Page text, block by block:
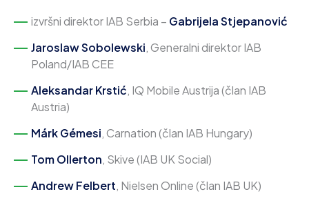
izvršni direktor IAB Serbia – Gabrijela Stjepanović
Jaroslaw Sobolewski, Generalni direktor IAB
Poland/IAB CEE
Aleksandar Krstić, IQ Mobile Austrija (član IAB
Austria)
Márk Gémesi, Carnation (član IAB Hungary)
Tom Ollerton, Skive (IAB UK Social)
Andrew Felbert, Nielsen Online (član IAB UK)